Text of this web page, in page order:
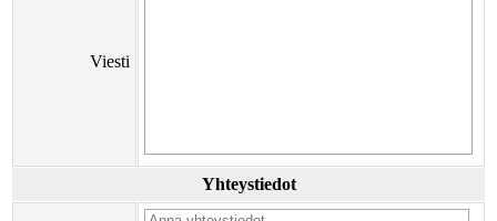
Viesti
Yhteystiedot